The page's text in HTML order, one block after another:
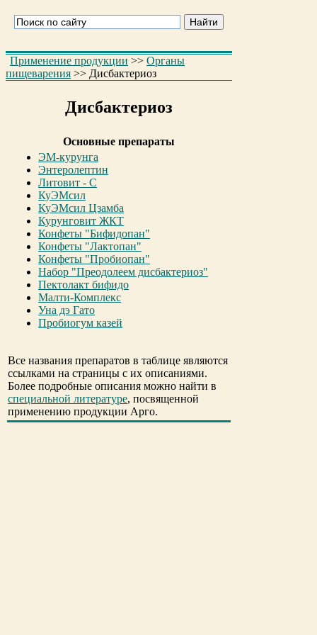
Применение продукции >> Органы
пищеварения >> Дисбактериоз
Дисбактериоз
Основные препараты
ЭМ-курунга
Энтеролептин
Литовит - С
КуЭМсил
КуЭМсил Цзамба
Курунговит ЖКТ
Конфеты "Бифидопан"
Конфеты "Лактопан"
Конфеты "Пробиопан"
Набор "Преодолеем дисбактериоз"
Пектолакт бифидо
Малти-Комплекс
Уна дэ Гато
Пробиогум казей
Все названия препаратов в таблице являются
ссылками на страницы с их описаниями.
Более подробные описания можно найти в
специальной литературе, посвященной
применению продукции Арго.